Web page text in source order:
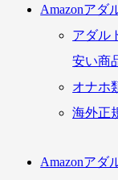
Amazonアダ
アダル
安い商
オナホ
海外正
Amazonアダ